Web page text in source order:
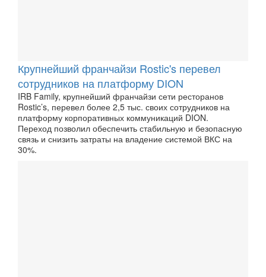
Крупнейший франчайзи Rostic's перевел
сотрудников на платформу DION
IRB Family, крупнейший франчайзи сети ресторанов
Rostic’s, перевел более 2,5 тыс. своих сотрудников на
платформу корпоративных коммуникаций DION.
Переход позволил обеспечить стабильную и безопасную
связь и снизить затраты на владение системой ВКС на
30%.